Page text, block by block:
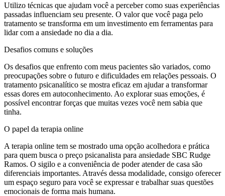
Utilizo técnicas que ajudam você a perceber como suas experiências
passadas influenciam seu presente. O valor que você paga pelo
tratamento se transforma em um investimento em ferramentas para
lidar com a ansiedade no dia a dia.
Desafios comuns e soluções
Os desafios que enfrento com meus pacientes são variados, como
preocupações sobre o futuro e dificuldades em relações pessoais. O
tratamento psicanalítico se mostra eficaz em ajudar a transformar
essas dores em autoconhecimento. Ao explorar suas emoções, é
possível encontrar forças que muitas vezes você nem sabia que
tinha.
O papel da terapia online
A terapia online tem se mostrado uma opção acolhedora e prática
para quem busca o preço psicanalista para ansiedade SBC Rudge
Ramos. O sigilo e a conveniência de poder atender de casa são
diferenciais importantes. Através dessa modalidade, consigo oferecer
um espaço seguro para você se expressar e trabalhar suas questões
emocionais de forma mais humana.